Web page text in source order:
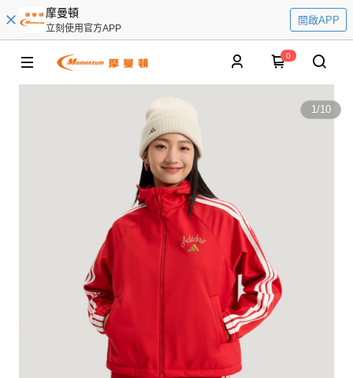
摩曼頓
立刻使用官方APP
開啟APP
0
1/10